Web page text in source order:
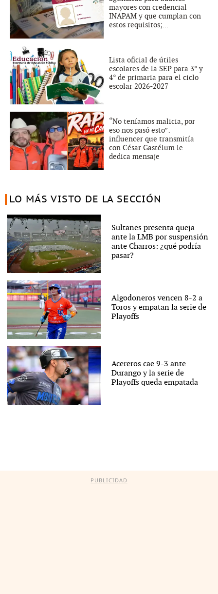
mayores con credencial
INAPAM y que cumplan con
estos requisitos;...
Lista oficial de útiles
escolares de la SEP para 3° y
4° de primaria para el ciclo
escolar 2026-2027
“No teníamos malicia, por
eso nos pasó esto”:
influencer que transmitía
con César Gastélum le
dedica mensaje
LO MÁS VISTO DE LA SECCIÓN
Sultanes presenta queja
ante la LMB por suspensión
ante Charros: ¿qué podría
pasar?
Algodoneros vencen 8-2 a
Toros y empatan la serie de
Playoffs
Acereros cae 9-3 ante
Durango y la serie de
Playoffs queda empatada
PUBLICIDAD